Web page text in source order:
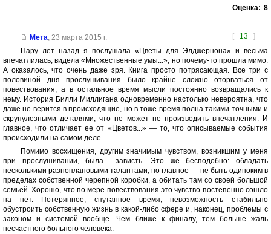
Оценка: 8
[ 13 ]
Мета, 23 марта 2015 г.
Пару лет назад я послушала «Цветы для Элджернона» и весьма
впечатлилась, видела «Множественные умы...», но почему-то прошла мимо.
А оказалось, что очень даже зря. Книга просто потрясающая. Все три с
половиной дня прослушивания было крайне сложно оторваться от
повествования, а в остальное время мысли постоянно возвращались к
нему. История Билли Миллигана одновременно настолько невероятна, что
даже не верится в происходящие, но в тоже время полна такими точными и
скрупулезными деталями, что не может не производить впечатления. И
главное, что отличает ее от «Цветов...» — то, что описываемые события
происходили на самом деле.
Помимо восхищения, другим значимым чувством, возникшим у меня
при прослушивании, была... зависть. Это же бесподобно: обладать
несколькими разноплановыми талантами, но главное — не быть одиноким в
пределах собственной черепной коробки, а обитать там со своей большой
семьей. Хорошо, что по мере повествования это чувство постепенно сошло
на нет. Потерянное, спутанное время, невозможность стабильно
обустроить собственную жизнь в какой-либо сфере и, наконец, проблемы с
законом и системой вообще. Чем ближе к финалу, тем больше жаль
несчастного больного человека.